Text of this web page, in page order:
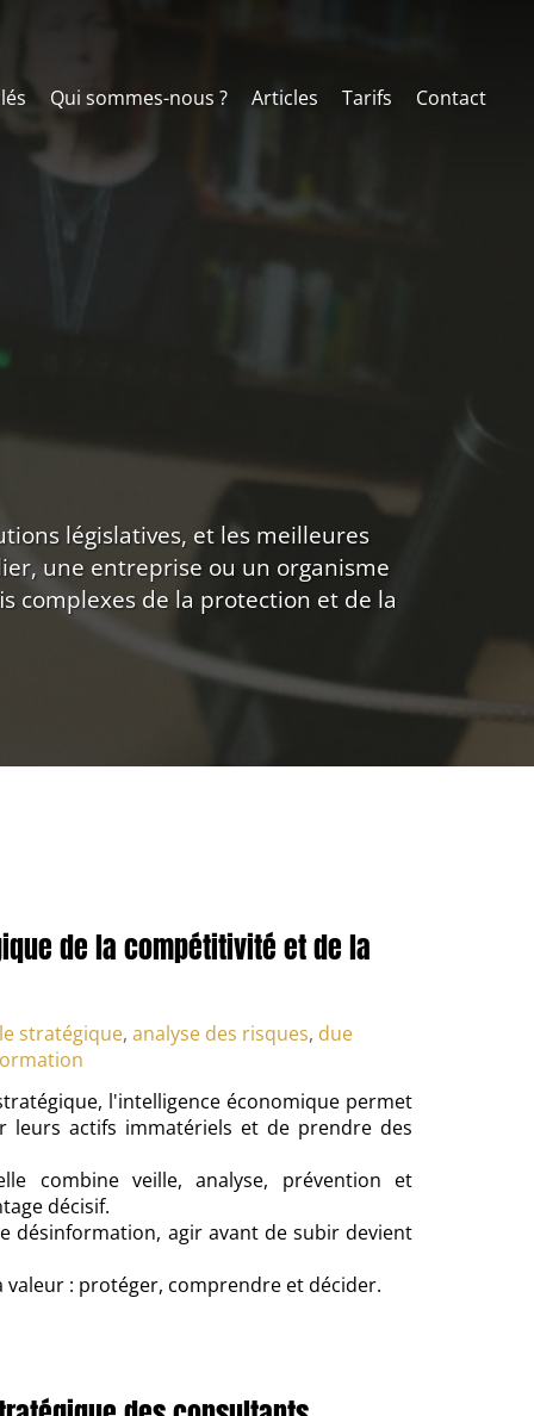
Qui sommes-nous ? Articles Tarifs Contact
législatives, et les meilleures
une entreprise ou un organisme
complexes de la protection et de la
de la compétitivité et de la
stratégique, analyse des risques, due
l'intelligence économique permet
leurs actifs immatériels et de prendre des
combine veille, analyse, prévention et
décisif.
désinformation, agir avant de subir devient
: protéger, comprendre et décider.